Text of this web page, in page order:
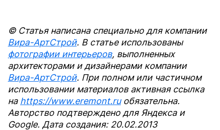
© Статья написана специально для компании
Вира-АртСтрой. В статье использованы
фотографии интерьеров, выполненных
архитекторами и дизайнерами компании
Вира-АртСтрой. При полном или частичном
использовании материалов активная ссылка
на https://www.eremont.ruобязательна.
Авторство подтверждено для Яндекса и
Google. Дата создания: 20.02.2013